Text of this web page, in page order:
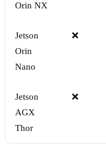
Orin NX
Jetson
Orin
Nano
❌
Jetson
AGX
Thor
❌